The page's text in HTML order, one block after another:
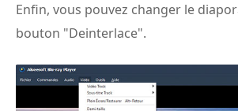
Enfin, vous pouvez changer le
bouton "Deinterlace".